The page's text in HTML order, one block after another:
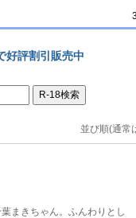
好評割引販売中
並び順(通常
まきちゃん。ふんわりとし